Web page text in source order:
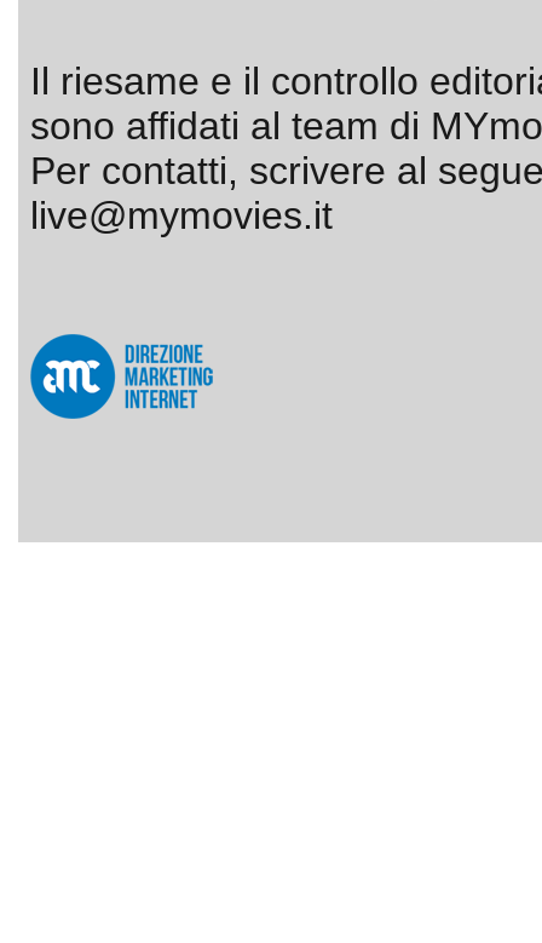
Il riesame e il controllo
sono affidati al team di
Per contatti, scrivere al
live@mymovies.it